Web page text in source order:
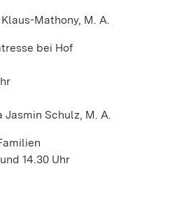
Mathony, M. A.
bei Hof
Schulz, M. A.
14.30 Uhr